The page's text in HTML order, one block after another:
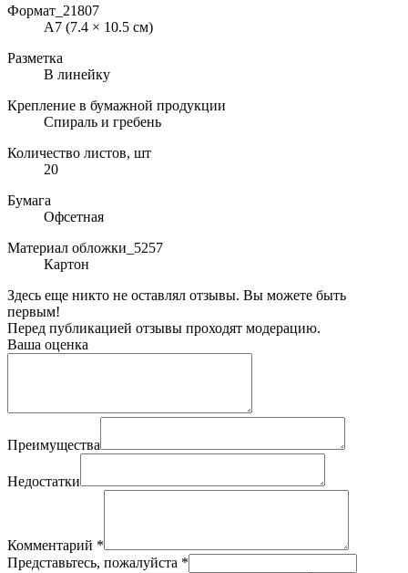
Формат_21807
A7 (7.4 × 10.5 см)
Разметка
В линейку
Крепление в бумажной продукции
Спираль и гребень
Количество листов, шт
20
Бумага
Офсетная
Материал обложки_5257
Картон
Здесь еще никто не оставлял отзывы. Вы можете быть
первым!
Перед публикацией отзывы проходят модерацию.
Ваша оценка
Преимущества
Недостатки
Комментарий *
Представьтесь, пожалуйста *